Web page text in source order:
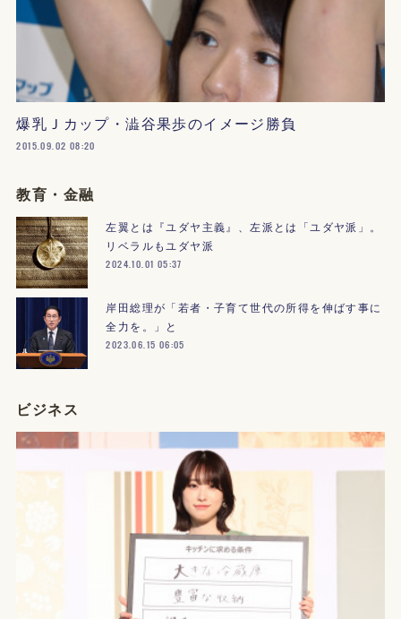
爆乳Ｊカップ・澁谷果歩のイメージ勝負
2015.09.02 08:20
教育・金融
左翼とは『ユダヤ主義』、左派とは「ユダヤ派」。
リベラルもユダヤ派
2024.10.01 05:37
岸田総理が「若者・子育て世代の所得を伸ばす事に
全力を。」と
2023.06.15 06:05
ビジネス